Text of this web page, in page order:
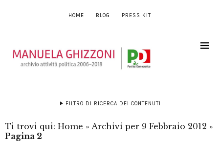
HOME BLOG PRESS KIT
FILTRO DI RICERCA DEI CONTENUTI
Ti trovi qui: Home » Archivi per 9 Febbraio 2012 »
Pagina 2